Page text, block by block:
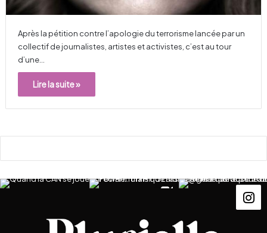
Après la pétition contre l’apologie du terrorisme lancée par un
collectif de journalistes, artistes et activistes, c’est au tour
d’une…
Lire la suite »